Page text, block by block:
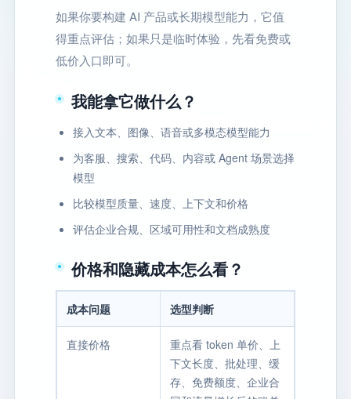
如果你要构建 AI 产品或长期模型能力，它值
得重点评估；如果只是临时体验，先看免费或
低价入口即可。
我能拿它做什么？
接入文本、图像、语音或多模态模型能力
为客服、搜索、代码、内容或 Agent 场景选择
模型
比较模型质量、速度、上下文和价格
评估企业合规、区域可用性和文档成熟度
价格和隐藏成本怎么看？
成本问题 选型判断
直接价格
重点看 token 单价、上
下文长度、批处理、缓
存、免费额度、企业合